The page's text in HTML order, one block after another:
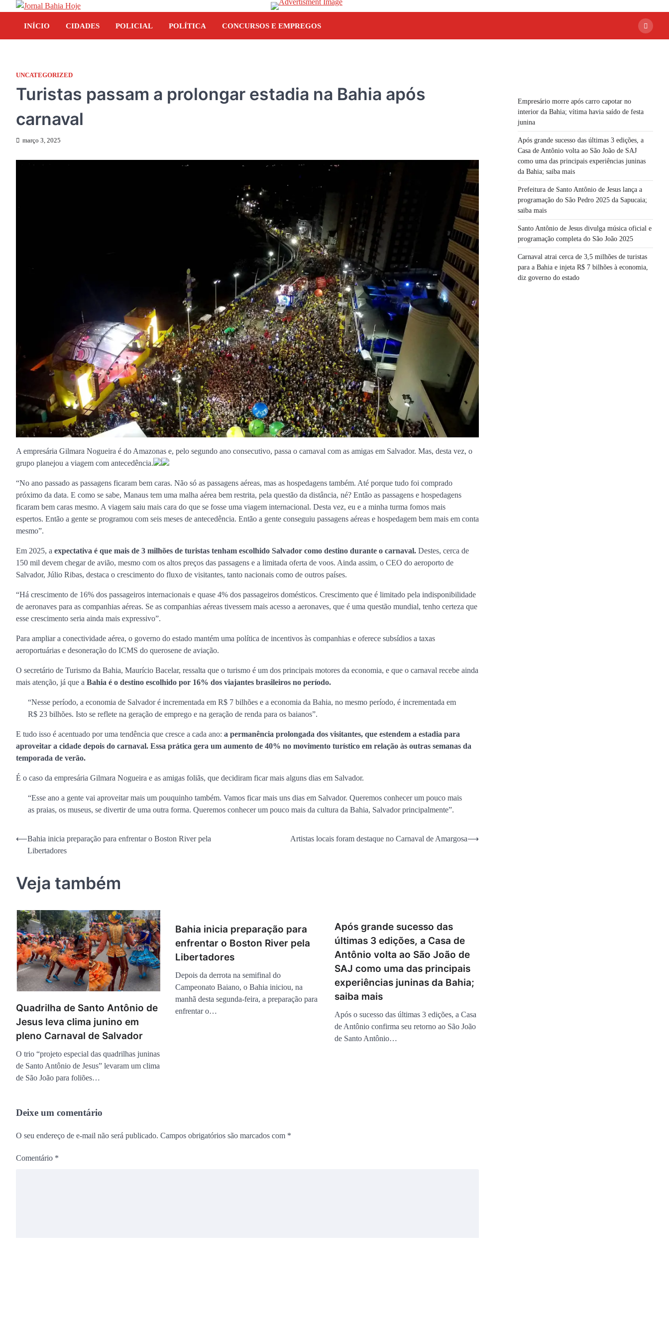
INÍCIO CIDADES POLICIAL POLÍTICA CONCURSOS E EMPREGOS
UNCATEGORIZED
Turistas passam a prolongar estadia na Bahia após
carnaval
março 3, 2025
A empresária Gilmara Nogueira é do Amazonas e, pelo segundo ano consecutivo, passa o carnaval com as amigas em Salvador. Mas, desta vez, o
grupo planejou a viagem com antecedência.
“No ano passado as passagens ficaram bem caras. Não só as passagens aéreas, mas as hospedagens também. Até porque tudo foi comprado
próximo da data. E como se sabe, Manaus tem uma malha aérea bem restrita, pela questão da distância, né? Então as passagens e hospedagens
ficaram bem caras mesmo. A viagem saiu mais cara do que se fosse uma viagem internacional. Desta vez, eu e a minha turma fomos mais
espertos. Então a gente se programou com seis meses de antecedência. Então a gente conseguiu passagens aéreas e hospedagem bem mais em conta
mesmo”.
Em 2025, a expectativa é que mais de 3 milhões de turistas tenham escolhido Salvador como destino durante o carnaval. Destes, cerca de
150 mil devem chegar de avião, mesmo com os altos preços das passagens e a limitada oferta de voos. Ainda assim, o CEO do aeroporto de
Salvador, Júlio Ribas, destaca o crescimento do fluxo de visitantes, tanto nacionais como de outros países.
“Há crescimento de 16% dos passageiros internacionais e quase 4% dos passageiros domésticos. Crescimento que é limitado pela indisponibilidade
de aeronaves para as companhias aéreas. Se as companhias aéreas tivessem mais acesso a aeronaves, que é uma questão mundial, tenho certeza que
esse crescimento seria ainda mais expressivo”.
Para ampliar a conectividade aérea, o governo do estado mantém uma política de incentivos às companhias e oferece subsídios a taxas
aeroportuárias e desoneração do ICMS do querosene de aviação.
O secretário de Turismo da Bahia, Maurício Bacelar, ressalta que o turismo é um dos principais motores da economia, e que o carnaval recebe ainda
mais atenção, já que a Bahia é o destino escolhido por 16% dos viajantes brasileiros no período.
“Nesse período, a economia de Salvador é incrementada em R$ 7 bilhões e a economia da Bahia, no mesmo período, é incrementada em
R$ 23 bilhões. Isto se reflete na geração de emprego e na geração de renda para os baianos”.
E tudo isso é acentuado por uma tendência que cresce a cada ano: a permanência prolongada dos visitantes, que estendem a estadia para
aproveitar a cidade depois do carnaval. Essa prática gera um aumento de 40% no movimento turístico em relação às outras semanas da
temporada de verão.
É o caso da empresária Gilmara Nogueira e as amigas foliãs, que decidiram ficar mais alguns dias em Salvador.
“Esse ano a gente vai aproveitar mais um pouquinho também. Vamos ficar mais uns dias em Salvador. Queremos conhecer um pouco mais
as praias, os museus, se divertir de uma outra forma. Queremos conhecer um pouco mais da cultura da Bahia, Salvador principalmente”.
Navegação
⟵Bahia inicia preparação para enfrentar o Boston River pela
Libertadores
Artistas locais foram destaque no Carnaval de Amargosa⟶
Veja também
Quadrilha de Santo Antônio de
Jesus leva clima junino em
pleno Carnaval de Salvador
O trio “projeto especial das quadrilhas juninas
de Santo Antônio de Jesus” levaram um clima
de São João para foliões…
Bahia inicia preparação para
enfrentar o Boston River pela
Libertadores
Depois da derrota na semifinal do
Campeonato Baiano, o Bahia iniciou, na
manhã desta segunda-feira, a preparação para
enfrentar o…
Após grande sucesso das
últimas 3 edições, a Casa de
Antônio volta ao São João de
SAJ como uma das principais
experiências juninas da Bahia;
saiba mais
Após o sucesso das últimas 3 edições, a Casa
de Antônio confirma seu retorno ao São João
de Santo Antônio…
Deixe um comentário
O seu endereço de e-mail não será publicado. Campos obrigatórios são marcados com *
Comentário *
Empresário morre após carro capotar no
interior da Bahia; vítima havia saído de festa
junina
Após grande sucesso das últimas 3 edições, a
Casa de Antônio volta ao São João de SAJ
como uma das principais experiências juninas
da Bahia; saiba mais
Prefeitura de Santo Antônio de Jesus lança a
programação do São Pedro 2025 da Sapucaia;
saiba mais
Santo Antônio de Jesus divulga música oficial e
programação completa do São João 2025
Carnaval atrai cerca de 3,5 milhões de turistas
para a Bahia e injeta R$ 7 bilhões à economia,
diz governo do estado